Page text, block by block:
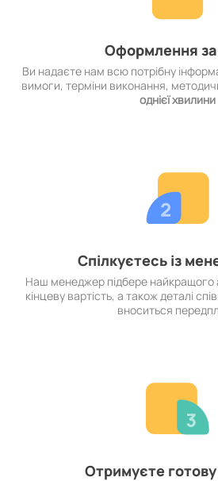
Оформлення
Ви надаєте нам всю потрібну
вимоги, терміни виконання,
однієї хвилини
Спілкуєтесь із
Наш менеджер підбере найкращого
кінцеву вартість, а також деталі
вноситься
Отримуєте